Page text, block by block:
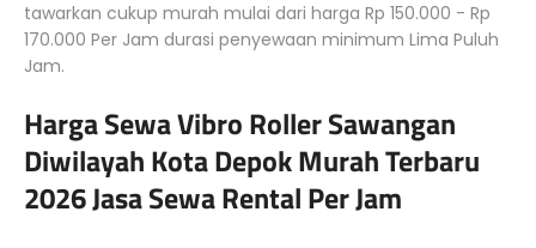
tawarkan cukup murah mulai dari harga Rp 150.000 - Rp
170.000 Per Jam durasi penyewaan minimum Lima Puluh
Jam.
Harga Sewa Vibro Roller Sawangan
Diwilayah Kota Depok Murah Terbaru
2026 Jasa Sewa Rental Per Jam